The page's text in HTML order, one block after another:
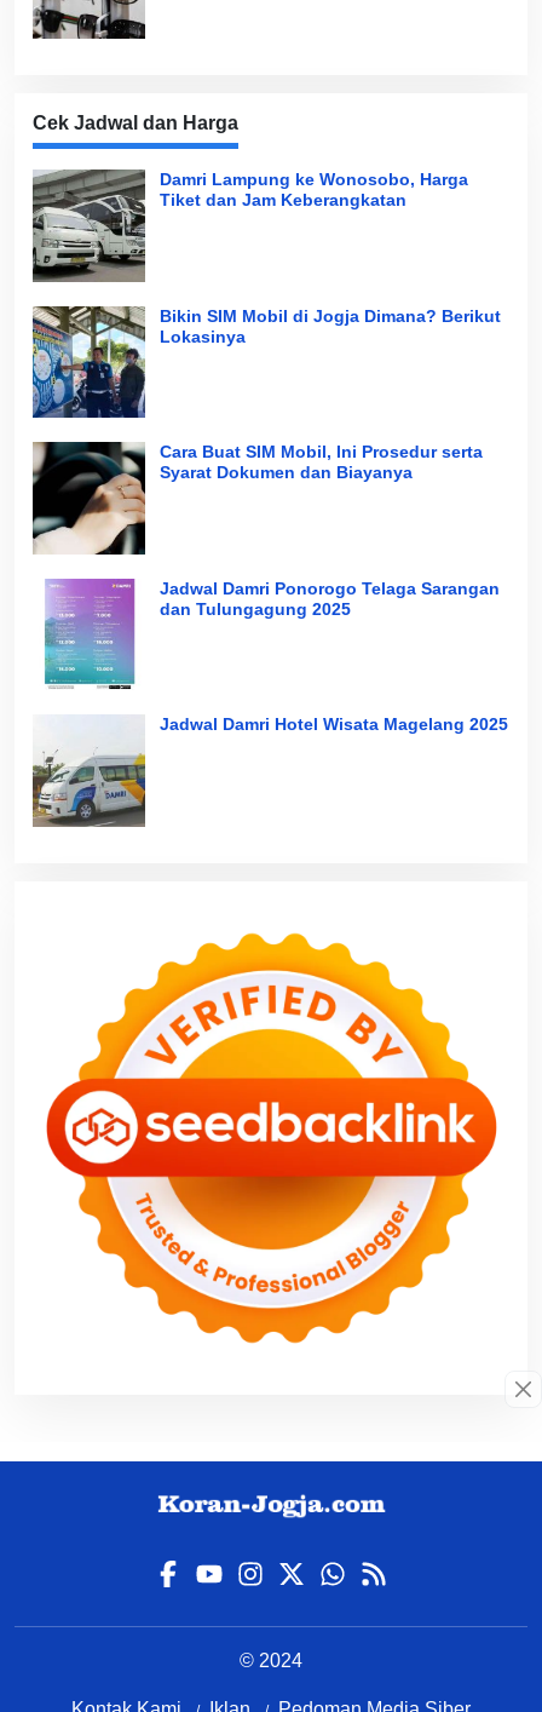
Cek Jadwal dan Harga
Damri Lampung ke Wonosobo, Harga
Tiket dan Jam Keberangkatan
Bikin SIM Mobil di Jogja Dimana? Berikut
Lokasinya
Cara Buat SIM Mobil, Ini Prosedur serta
Syarat Dokumen dan Biayanya
Jadwal Damri Ponorogo Telaga Sarangan
dan Tulungagung 2025
Jadwal Damri Hotel Wisata Magelang 2025
© 2024